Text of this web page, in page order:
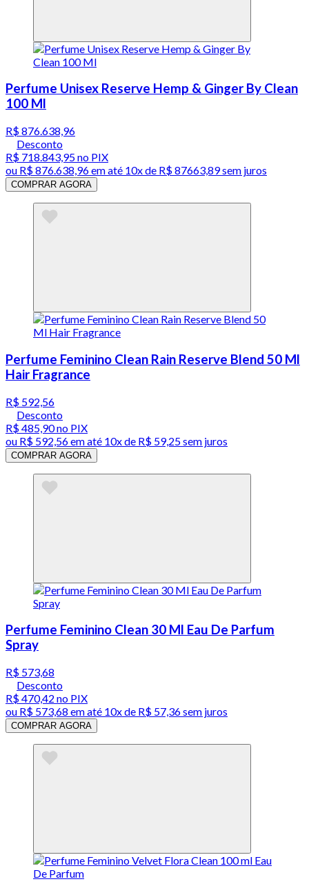
Perfume Unisex Reserve Hemp & Ginger By Clean
100 Ml
R$ 876.638,96
Desconto
R$ 718.843,95no PIX
ou R$ 876.638,96em até 10x de R$ 87663,89 sem juros
COMPRAR AGORA
Perfume Feminino Clean Rain Reserve Blend 50 Ml
Hair Fragrance
R$ 592,56
Desconto
R$ 485,90no PIX
ou R$ 592,56em até 10x de R$ 59,25 sem juros
COMPRAR AGORA
Perfume Feminino Clean 30 Ml Eau De Parfum
Spray
R$ 573,68
Desconto
R$ 470,42 no PIX
ou R$ 573,68 em até 10x de R$ 57,36 sem juros
COMPRAR AGORA